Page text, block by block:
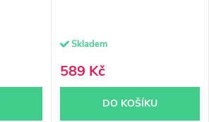
Skladem
589 Kč
DO KOŠÍKU